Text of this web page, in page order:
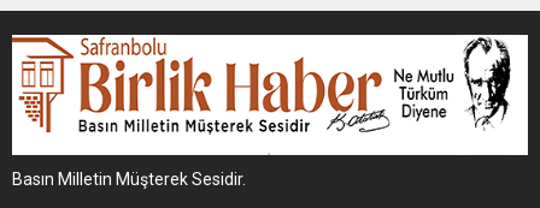
Basın Milletin Müşterek Sesidir.